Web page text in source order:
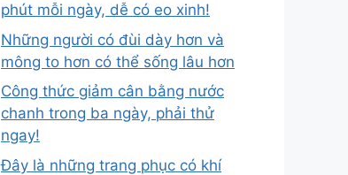
phút mỗi ngày, dễ có eo xinh!
Những người có đùi dày hơn và
mông to hơn có thể sống lâu hơn
Công thức giảm cân bằng nước
chanh trong ba ngày, phải thử
ngay!
Đây là những trang phục có khí